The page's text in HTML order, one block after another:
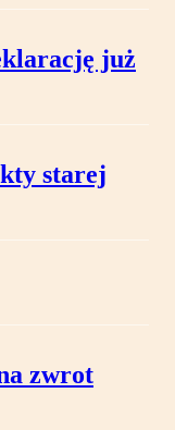
już
starej
zwrot